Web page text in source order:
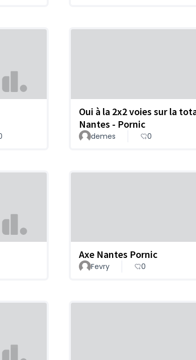
Oui à la 2x2 voies sur la
Nantes - Pornic
demes 0
Axe Nantes Pornic
Fevry 0